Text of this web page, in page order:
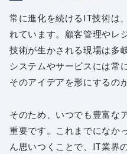
常に進化を続けるIT技術は
れています。顧客管理やレ
技術が生かされる現場は多
システムやサービスには常
そのアイデアを形にするの
そのため、いつでも豊富な
重要です。これまでになか
ん思いつくことで、IT業界